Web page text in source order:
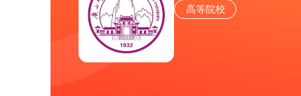
高等院校